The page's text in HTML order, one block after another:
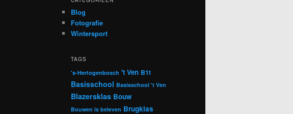
Blog
Fotografie
Wintersport
TAGS
's-Hertogenbosch 't Ven B1t
Basisschool Basisschool 't Ven
Blazersklas Bouw
Bouwen is beleven Brugklas